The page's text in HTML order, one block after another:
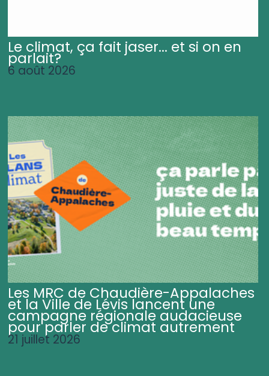
Le climat, ça fait jaser... et si on en
parlait?
6 août 2026
Les MRC de Chaudière-Appalaches
et la Ville de Lévis lancent une
campagne régionale audacieuse
pour parler de climat autrement
21 juillet 2026